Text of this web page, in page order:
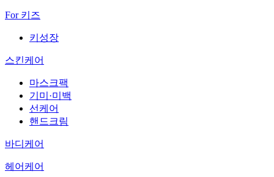
For 키즈
키성장
스킨케어
마스크팩
기미·미백
선케어
핸드크림
바디케어
헤어케어